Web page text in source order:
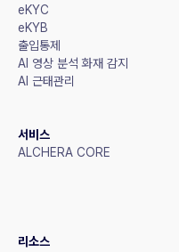
eKYC
eKYB
출입통제
AI 영상 분석 화재 감지
AI 근태관리
서비스
ALCHERA CORE
리소스